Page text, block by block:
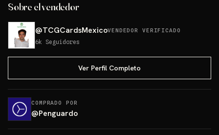
Sobre el vendedor
@TCGCardsMexicoVENDEDOR VERIFICADO
6k Seguidores
Ver Perfil Completo
COMPRADO POR
@Penguardo